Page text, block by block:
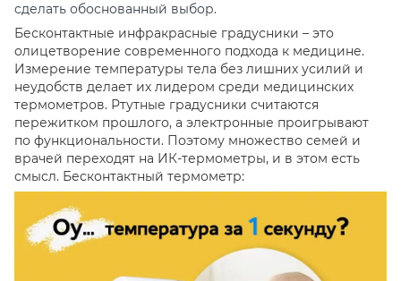
сделать обоснованный выбор.
Бесконтактные инфракрасные градусники – это
олицетворение современного подхода к медицине.
Измерение температуры тела без лишних усилий и
неудобств делает их лидером среди медицинских
термометров. Ртутные градусники считаются
пережитком прошлого, а электронные проигрывают
по функциональности. Поэтому множество семей и
врачей переходят на ИК-термометры, и в этом есть
смысл. Бесконтактный термометр: